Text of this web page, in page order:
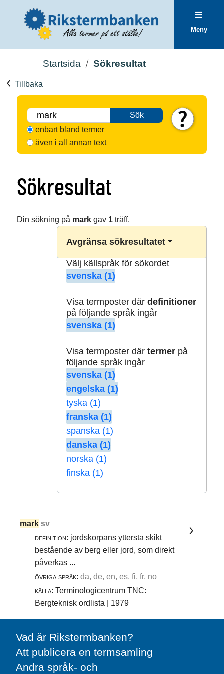
Meny
Startsida Sökresultat
Tillbaka
Sök
enbart bland termer
även i all annan text
Sökresultat
Din sökning på markgav 1träff.
Avgränsa sökresultatet
Välj källspråk för sökordet
svenska (1)
Visa termposter där definitioner
på följande språk ingår
svenska (1)
Visa termposter där termerpå
följande språk ingår
svenska (1)
engelska (1)
tyska (1)
franska (1)
spanska (1)
danska (1)
norska (1)
finska (1)
mark sv
definition: jordskorpans yttersta skikt
bestående av berg eller jord, som direkt
påverkas ...
övriga språk: da, de, en, es, fi, fr, no
källa: Terminologicentrum TNC:
Bergteknisk ordlista | 1979
Vad är Rikstermbanken?
Att publicera en termsamling
Andra språk- och